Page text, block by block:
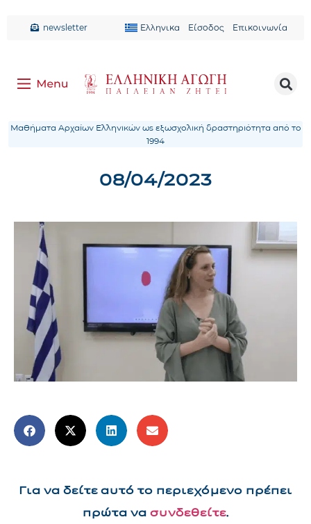
newsletter Ελληνικα Είσοδος Επικοινωνία
Μαθήματα Αρχαίων Ελληνικών ως εξωσχολική δραστηριότητα από το
1994
08/04/2023
Για να δείτε αυτό το περιεχόμενο πρέπει
πρώτα να συνδεθείτε.